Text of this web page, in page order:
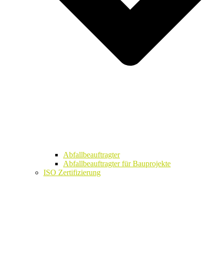
Abfallbeauftragter
Abfallbeauftragter für Bauprojekte
ISO Zertifizierung